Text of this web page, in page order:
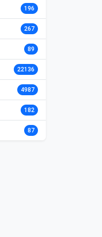
196
267
89
22136
4987
182
87